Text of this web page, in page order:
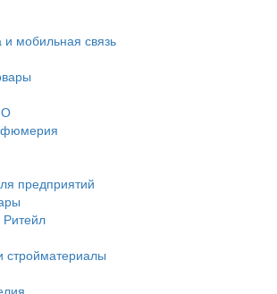
и мобильная связь
предприятий
стройматериалы